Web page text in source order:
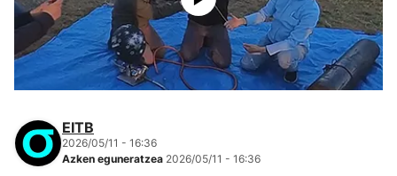
EITB
2026/05/11 - 16:36
Azken eguneratzea 2026/05/11 - 16:36